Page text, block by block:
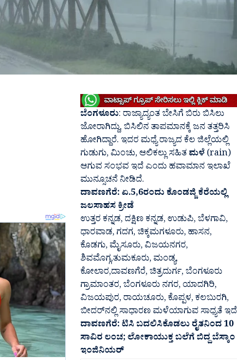
ಬೆಂಗಳೂರು: ರಾಜ್ಯಾದ್ಯಂತ ಬೇಸಿಗೆ ಬಿರು ಬಿಸಿಲು
ಜೋರಾಗಿದ್ದು, ಬಿಸಿಲಿನ ತಾಪಮಾನಕ್ಕೆ ಜನ ತತ್ತರಿಸಿ
ಹೋಗಿದ್ದಾರೆ. ಇದರ ಮಧ್ಯೆ ರಾಜ್ಯದ ಕೆಲ‌ ಜಿಲ್ಲೆಯಲ್ಲಿ
ಗುಡುಗು, ಮಿಂಚು, ಆಲಿಕಲ್ಲು ಸಹಿತಮಳೆ (rain)
ಆಗುವ ಸಂಭವ ಇದೆ ಎಂದು ಹವಾಮಾನ ಇಲಾಖೆ
ಮುನ್ಸೂಚನೆ ನೀಡಿದೆ.
ದಾವಣಗೆರೆ: ಏ.5,6ರಂದು ಕೊಂಡಜ್ಜಿ ಕೆರೆಯಲ್ಲಿ
ಜಲಸಾಹಸ ಕ್ರೀಡೆ
ಉತ್ತರ ಕನ್ನಡ, ದಕ್ಷಿಣ ಕನ್ನಡ, ಉಡುಪಿ, ಬೆಳಗಾವಿ,
ಧಾರವಾಡ, ಗದಗ, ಚಿಕ್ಕಮಗಳೂರು, ಹಾಸನ,
ಕೊಡಗು, ಮೈಸೂರು, ವಿಜಯನಗರ,
ಶಿವಮೊಗ್ಗ,ತುಮಕೂರು, ಮಂಡ್ಯ,
ಕೋಲಾರ,ದಾವಣಗೆರೆ, ಚಿತ್ರದುರ್ಗ, ಬೆಂಗಳೂರು
ಗ್ರಾಮಾಂತರ, ಬೆಂಗಳೂರು ನಗರ, ಯಾದಗಿರಿ,
ವಿಜಯಪುರ, ರಾಯಚೂರು, ಕೊಪ್ಪಳ, ಕಲಬುರಗಿ,
ಬೀದರ್​ನಲ್ಲಿ ಸಾಧಾರಣ ಮಳೆಯಾಗುವ ಸಾಧ್ಯತೆ
ದಾವಣಗೆರೆ:‌ ಟಿಸಿ ಬದಲಿಸಿಕೊಡಲು ರೈತನಿಂದ 10
ಸಾವಿರ ಲಂಚ‌; ಲೋಕಾಯುಕ್ತ ಬಲೆಗೆ ಬಿದ್ದ ಬೆಸ್ಕಾಂ
ಇಂಜಿನಿಯರ್